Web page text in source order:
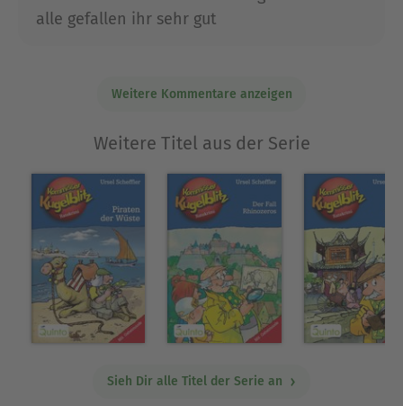
alle gefallen ihr sehr gut
Weitere Kommentare anzeigen
Weitere Titel aus der Serie
Sieh Dir alle Titel der Serie an